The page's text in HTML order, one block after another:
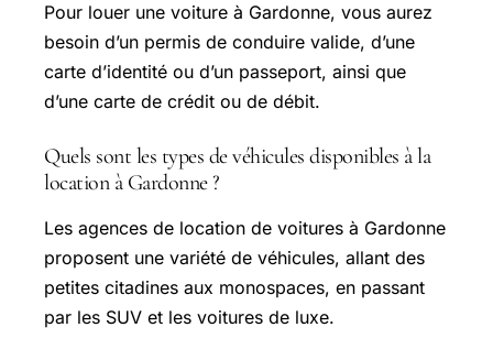
Pour louer une voiture à Gardonne, vous aurez
besoin d’un permis de conduire valide, d’une
carte d’identité ou d’un passeport, ainsi que
d’une carte de crédit ou de débit.
Quels sont les types de véhicules disponibles à la
location à Gardonne ?
Les agences de location de voitures à Gardonne
proposent une variété de véhicules, allant des
petites citadines aux monospaces, en passant
par les SUV et les voitures de luxe.